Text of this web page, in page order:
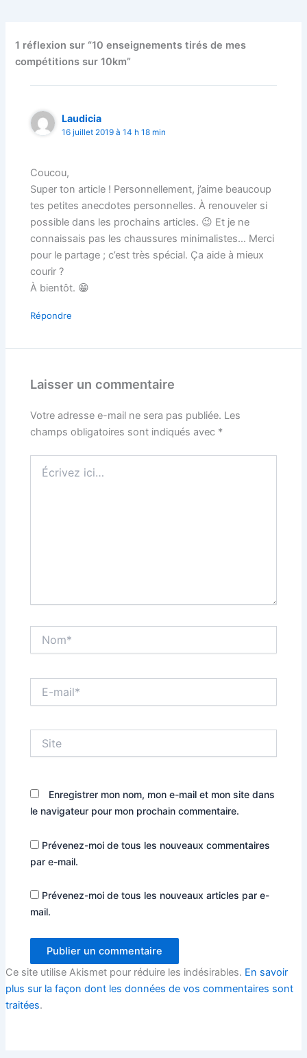
1 réflexion sur “10 enseignements tirés de mes
compétitions sur 10km”
Laudicia
16 juillet 2019 à 14 h 18 min
Coucou,
Super ton article ! Personnellement, j’aime beaucoup
tes petites anecdotes personnelles. À renouveler si
possible dans les prochains articles. 😉 Et je ne
connaissais pas les chaussures minimalistes… Merci
pour le partage ; c’est très spécial. Ça aide à mieux
courir ?
À bientôt. 😁
Répondre
Laisser un commentaire
Votre adresse e-mail ne sera pas publiée. Les
champs obligatoires sont indiqués avec *
ici…
mail*
Enregistrer mon nom, mon e-mail et mon site dans
le navigateur pour mon prochain commentaire.
Prévenez-moi de tous les nouveaux commentaires
par e-mail.
Prévenez-moi de tous les nouveaux articles par e-
mail.
Ce site utilise Akismet pour réduire les indésirables. En savoir
plus sur la façon dont les données de vos commentaires sont
traitées.